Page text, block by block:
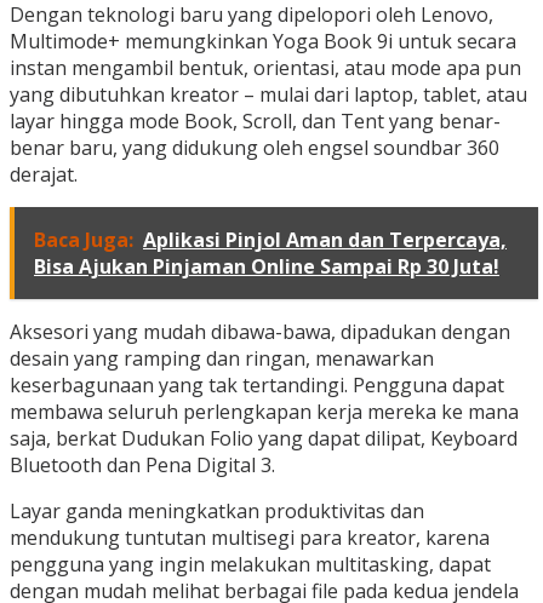
Dengan teknologi baru yang dipelopori oleh Lenovo,
Multimode+ memungkinkan Yoga Book 9i untuk secara
instan mengambil bentuk, orientasi, atau mode apa pun
yang dibutuhkan kreator – mulai dari laptop, tablet, atau
layar hingga mode Book, Scroll, dan Tent yang benar-
benar baru, yang didukung oleh engsel soundbar 360
derajat.
Baca Juga: Aplikasi Pinjol Aman dan Terpercaya,
Bisa Ajukan Pinjaman Online Sampai Rp 30 Juta!
Aksesori yang mudah dibawa-bawa, dipadukan dengan
desain yang ramping dan ringan, menawarkan
keserbagunaan yang tak tertandingi. Pengguna dapat
membawa seluruh perlengkapan kerja mereka ke mana
saja, berkat Dudukan Folio yang dapat dilipat, Keyboard
Bluetooth dan Pena Digital 3.
Layar ganda meningkatkan produktivitas dan
mendukung tuntutan multisegi para kreator, karena
pengguna yang ingin melakukan multitasking, dapat
dengan mudah melihat berbagai file pada kedua jendela